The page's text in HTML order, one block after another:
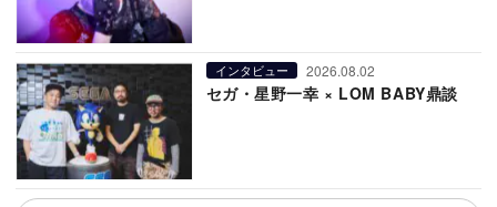
インタビュー 2026.08.02
セガ・星野一幸 × LOM BABY鼎談